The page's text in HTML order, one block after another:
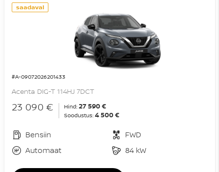
saadaval
#A-09072026201433
Acenta DIG-T 114HJ 7DCT
23 090 € Hind: 27 590 €
Soodustus: 4 500 €
Bensiin
FWD
Automaat
84 kW